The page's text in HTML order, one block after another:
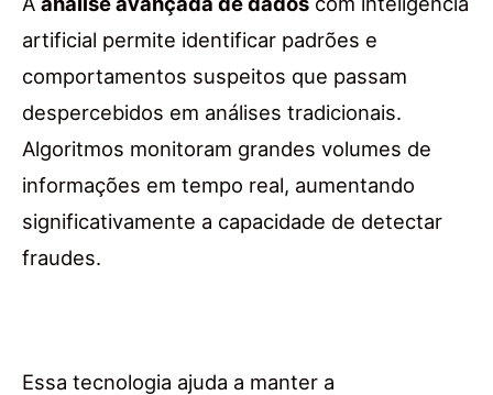
artificial permite identificar padrões e
comportamentos suspeitos que passam
despercebidos em análises tradicionais.
Algoritmos monitoram grandes volumes de
informações em tempo real, aumentando
significativamente a capacidade de detectar
fraudes.
Essa tecnologia ajuda a manter a